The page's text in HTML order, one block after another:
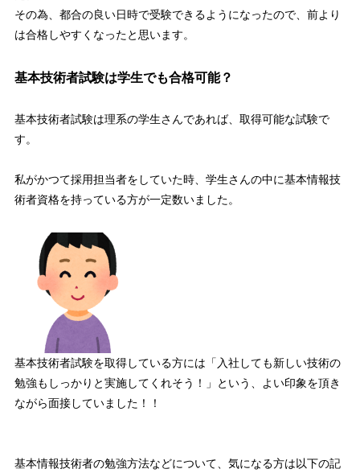
その為、 都合の良い日時で受験できるようになったので、前より
は合格しやすくなったと思います。
基本技術者試験は学生でも合格可能？
基本技術者試験は理系の学生さんであれば、取得可能な試験で
す。
私がかつて採用担当者をしていた時、学生さんの中に基本情報技
術者資格を持っている方が一定数いました。
基本技術者試験を取得している方には「 入社しても新しい技術の
勉強もしっかりと実施してくれそう！
」という、よい印象を頂き
ながら面接していました！！
基本情報技術者の勉強方法などについて、気になる方は以下の記